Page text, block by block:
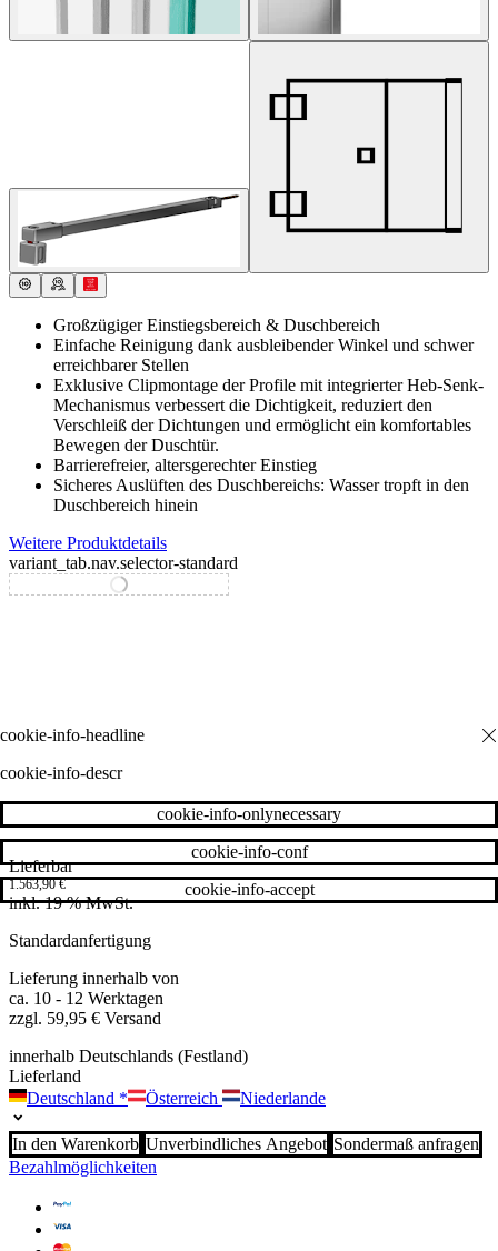
Großzügiger Einstiegsbereich & Duschbereich
Einfache Reinigung dank ausbleibender Winkel und schwer
erreichbarer Stellen
Exklusive Clipmontage der Profile mit integrierter Heb-Senk-
Mechanismus verbessert die Dichtigkeit, reduziert den
Verschleiß der Dichtungen und ermöglicht ein komfortables
Bewegen der Duschtür.
Barrierefreier, altersgerechter Einstieg
Sicheres Auslüften des Duschbereichs: Wasser tropft in den
Duschbereich hinein
Weitere Produktdetails
variant_tab.nav.selector-standard
variant_tab.nav.selector-special
Lieferbar
1.563,90€
inkl. 19 % MwSt.
Standardanfertigung
Lieferung innerhalb von
ca. 10 - 12 Werktagen
zzgl. 59,95 € Versand
innerhalb Deutschlands (Festland)
Lieferland
Deutschland * Österreich Niederlande
In den Warenkorb Unverbindliches Angebot Sondermaß anfragen
Bezahlmöglichkeiten
cookie-info-descr
cookie-info-accept
cookie-info-conf
cookie-info-onlynecessary